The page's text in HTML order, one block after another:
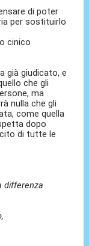
di poter
per sostituirlo
cinico
già giudicato, e
che gli
ma
nulla che gli
come quella
dopo
di tutte le
differenza